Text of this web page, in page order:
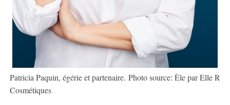
Patricia Paquin, égérie et partenaire. Photo source: Èle par Elle R
Cosmétiques